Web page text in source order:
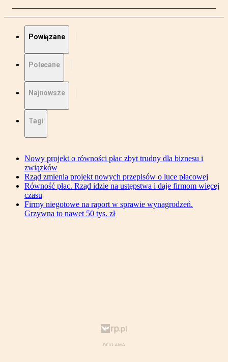
Powiązane
Polecane
Najnowsze
Tagi
Nowy projekt o równości płac zbyt trudny dla biznesu i
związków
Rząd zmienia projekt nowych przepisów o luce płacowej
Równość płac. Rząd idzie na ustępstwa i daje firmom więcej
czasu
Firmy niegotowe na raport w sprawie wynagrodzeń.
Grzywna to nawet 50 tys. zł